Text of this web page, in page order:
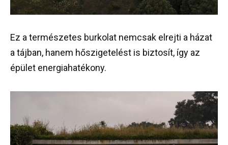
Ez a természetes burkolat nemcsak elrejti a házat
a tájban, hanem hőszigetelést is biztosít, így az
épület energiahatékony.